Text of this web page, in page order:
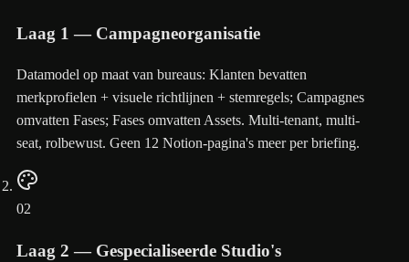
Laag 1 — Campagneorganisatie
Datamodel op maat van bureaus: Klanten bevatten
merkprofielen + visuele richtlijnen + stemregels; Campagnes
omvatten Fases; Fases omvatten Assets. Multi-tenant, multi-
seat, rolbewust. Geen 12 Notion-pagina's meer per briefing.
02
Laag 2 — Gespecialiseerde Studio's